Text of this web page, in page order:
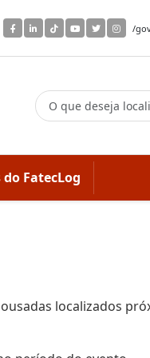
/
do FatecLog
localizados